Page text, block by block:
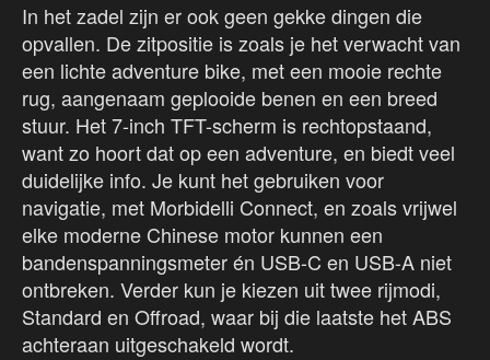
In het zadel zijn er ook geen gekke dingen die
opvallen. De zitpositie is zoals je het verwacht van
een lichte adventure bike, met een mooie rechte
rug, aangenaam geplooide benen en een breed
stuur. Het 7-inch TFT-scherm is rechtopstaand,
want zo hoort dat op een adventure, en biedt veel
duidelijke info. Je kunt het gebruiken voor
navigatie, met Morbidelli Connect, en zoals vrijwel
elke moderne Chinese motor kunnen een
bandenspanningsmeter én USB-C en USB-A niet
ontbreken. Verder kun je kiezen uit twee rijmodi,
Standard en Offroad, waar bij die laatste het ABS
achteraan uitgeschakeld wordt.